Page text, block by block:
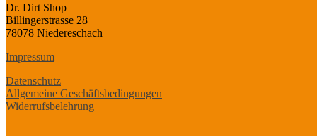
Dr. Dirt Shop
Billingerstrasse 28
78078 Niedereschach
Impressum
Datenschutz
Allgemeine Geschäftsbedingungen
Widerrufsbelehrung